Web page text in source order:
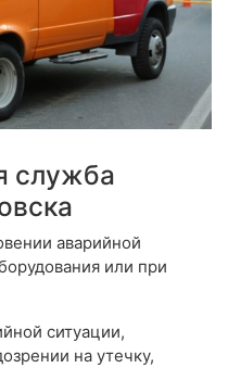
служба
аварийной
или при
ситуации,
на утечку,